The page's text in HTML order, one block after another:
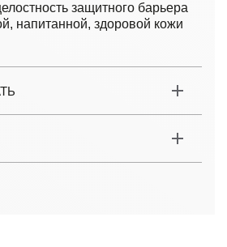
защитного барьера
напитанной, здоровой кожи